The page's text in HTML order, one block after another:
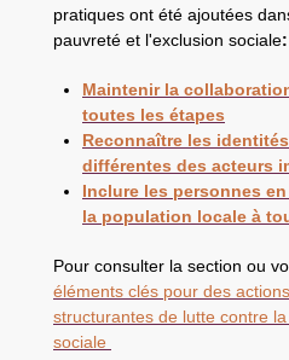
pratiques ont été ajoutées
pauvreté et l'exclusion sociale:
Maintenir la
toutes les étapes
Reconnaître les
différentes des acteurs
Inclure les personnes
la population locale à
Pour consulter la section ou
éléments clés pour des
structurantes de lutte contre
sociale